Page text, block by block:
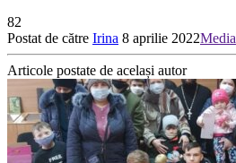
82
Postat de către Irina 8 aprilie 2022Media
Articole postate de același autor